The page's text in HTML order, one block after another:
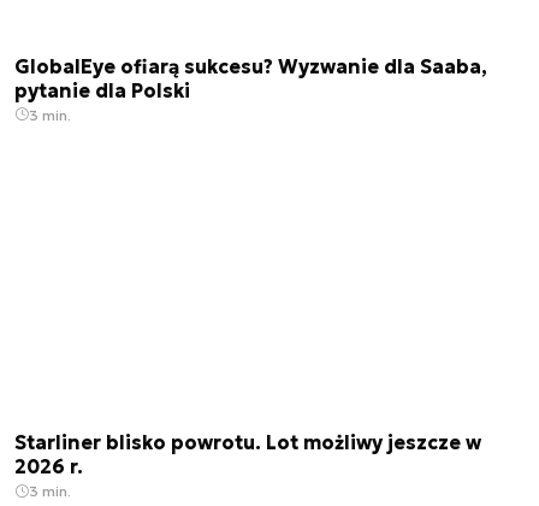
GlobalEye ofiarą sukcesu? Wyzwanie dla Saaba,
pytanie dla Polski
3 min.
Starliner blisko powrotu. Lot możliwy jeszcze w
2026 r.
3 min.